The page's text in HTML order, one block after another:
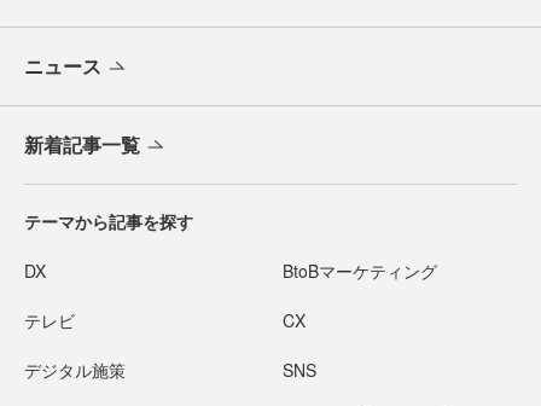
ニュース
新着記事一覧
テーマから記事を探す
DX BtoBマーケティング
テレビ CX
デジタル施策 SNS